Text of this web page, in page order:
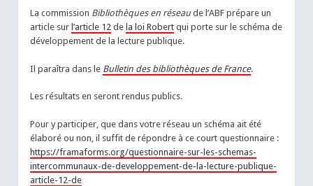
La commission Bibliothèques en réseaude l’ABF prépare un
article sur l’article 12 de la loi Robert qui porte sur le schéma de
développement de la lecture publique.
Il paraîtra dans le Bulletin des bibliothèques de France.
Les résultats en seront rendus publics.
Pour y participer, que dans votre réseau un schéma ait été
élaboré ou non, il suffit de répondre à ce court questionnaire :
https://framaforms.org/questionnaire-sur-les-schemas-
intercommunaux-de-developpement-de-la-lecture-publique-
article-12-de